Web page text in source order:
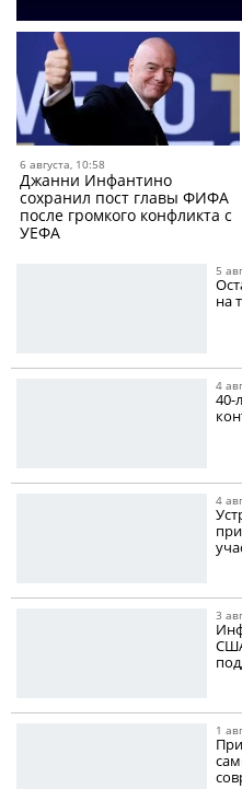
6 августа, 10:58
Джанни Инфантино
сохранил пост главы ФИФА
после громкого конфликта с
УЕФА
5
на
4
40-
4
3
1